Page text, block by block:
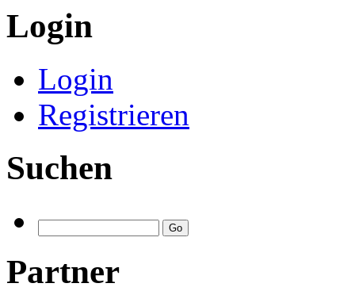
Login
Login
Registrieren
Suchen
Partner